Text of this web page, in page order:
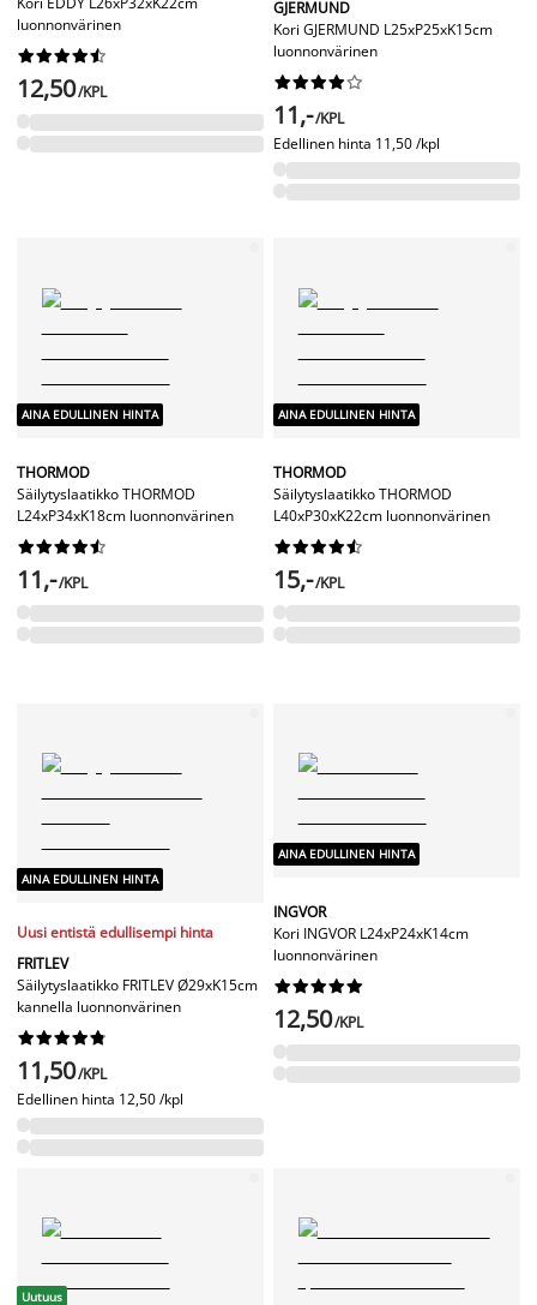
luonnonvärinen






12,50/KPL
GJERMUND
Kori GJERMUND L25xP25xK15cm
luonnonvärinen






11,-/KPL
Edellinen hinta 11,50 /kpl
AINA EDULLINEN HINTA
THORMOD
Säilytyslaatikko THORMOD
L24xP34xK18cm luonnonvärinen






11,-/KPL
AINA EDULLINEN HINTA
THORMOD
Säilytyslaatikko THORMOD
L40xP30xK22cm luonnonvärinen






15,-/KPL
AINA EDULLINEN HINTA
Uusi entistä edullisempi hinta
FRITLEV
Säilytyslaatikko FRITLEV Ø29xK15cm
kannella luonnonvärinen






11,50/KPL
Edellinen hinta 12,50 /kpl
AINA EDULLINEN HINTA
INGVOR
Kori INGVOR L24xP24xK14cm
luonnonvärinen






12,50/KPL
Uutuus